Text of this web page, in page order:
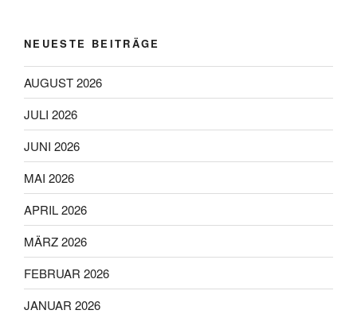
gewählt
NEUESTE BEITRÄGE
AUGUST 2026
JULI 2026
JUNI 2026
MAI 2026
APRIL 2026
MÄRZ 2026
FEBRUAR 2026
JANUAR 2026